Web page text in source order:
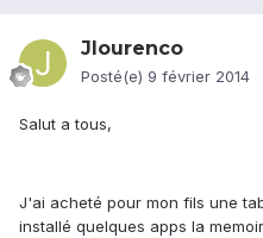
Jlourenco
Posté(e) 9 février 2014
Salut a tous,
J'ai acheté pour mon fils une
installé quelques apps la